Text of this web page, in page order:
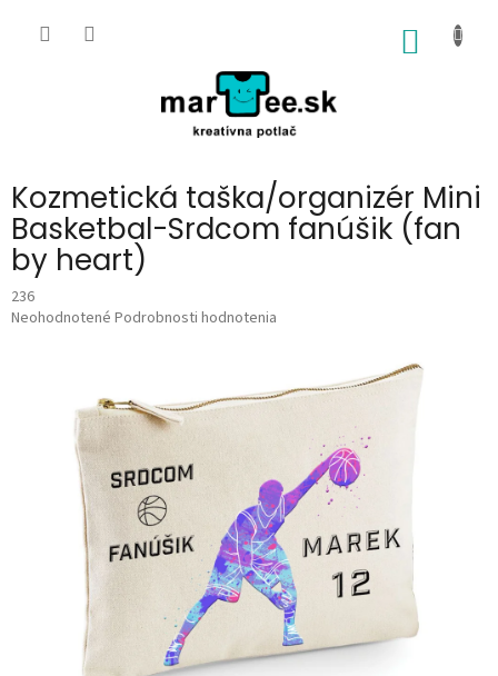
Kozmetická taška/organizér Mini
Basketbal-Srdcom fanúšik (fan
by heart)
236
Priemerné
hviezdičiek.
Neohodnotené Podrobnosti hodnotenia